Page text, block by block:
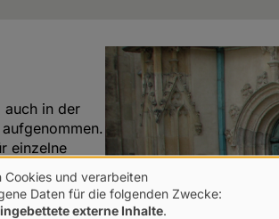
auch in der
einzelne
ausgegangen
höher
Cookies und verarbeiten
Daten für die folgenden Zwecke:
externe Inhalte.